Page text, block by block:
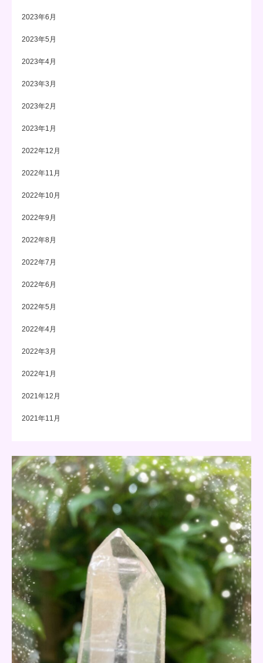
2023年6月
2023年5月
2023年4月
2023年3月
2023年2月
2023年1月
2022年12月
2022年11月
2022年10月
2022年9月
2022年8月
2022年7月
2022年6月
2022年5月
2022年4月
2022年3月
2022年1月
2021年12月
2021年11月